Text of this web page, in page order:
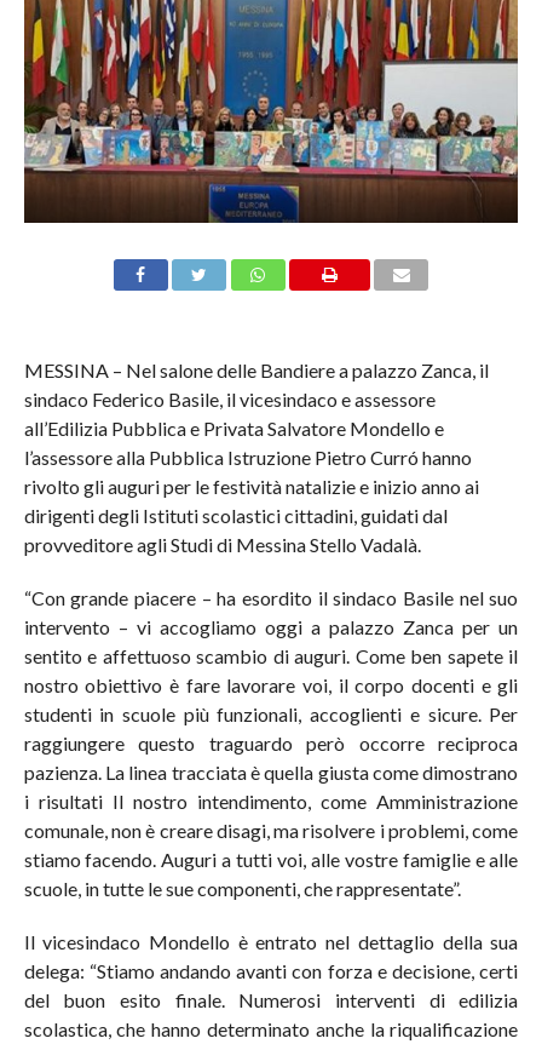
MESSINA – Nel salone delle Bandiere a palazzo Zanca, il
sindaco Federico Basile, il vicesindaco e assessore
all’Edilizia Pubblica e Privata Salvatore Mondello e
l’assessore alla Pubblica Istruzione Pietro Curró hanno
rivolto gli auguri per le festività natalizie e inizio anno ai
dirigenti degli Istituti scolastici cittadini, guidati dal
provveditore agli Studi di Messina Stello Vadalà.
“Con grande piacere – ha esordito il sindaco Basile nel suo
intervento – vi accogliamo oggi a palazzo Zanca per un
sentito e affettuoso scambio di auguri. Come ben sapete il
nostro obiettivo è fare lavorare voi, il corpo docenti e gli
studenti in scuole più funzionali, accoglienti e sicure. Per
raggiungere questo traguardo però occorre reciproca
pazienza. La linea tracciata è quella giusta come dimostrano
i risultati Il nostro intendimento, come Amministrazione
comunale, non è creare disagi, ma risolvere i problemi, come
stiamo facendo. Auguri a tutti voi, alle vostre famiglie e alle
scuole, in tutte le sue componenti, che rappresentate”.
Il vicesindaco Mondello è entrato nel dettaglio della sua
delega: “Stiamo andando avanti con forza e decisione, certi
del buon esito finale. Numerosi interventi di edilizia
scolastica, che hanno determinato anche la riqualificazione